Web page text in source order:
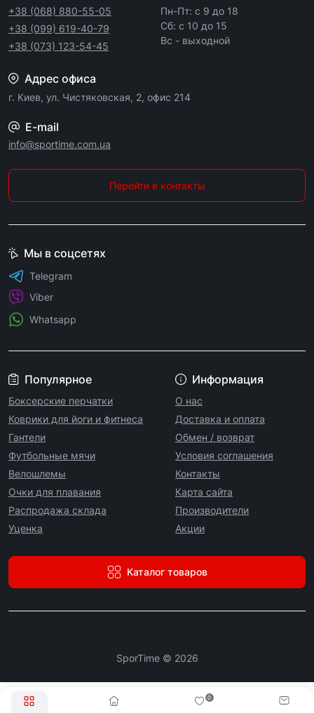
0
+38 (068) 880-55-05
+38 (099) 619-40-79
+38 (073) 123-54-45
Пн-Пт: с 9 до 18
Сб: с 10 до 15
Вс - выходной
Адрес офиса
г. Киев, ул. Чистяковская, 2, офис 214
E-mail
info@sportime.com.ua
Перейти в контакты
Популярное
Боксерские перчатки
Коврики для йоги и фитнеса
Гантели
Футбольные мячи
Велошлемы
Очки для плавания
Распродажа склада
Уценка
Информация
О нас
Доставка и оплата
Обмен / возврат
Условия соглашения
Контакты
Карта сайта
Производители
Акции
Каталог товаров
Мы в соцсетях
Telegram
Viber
Whatsapp
SporTime © 2026